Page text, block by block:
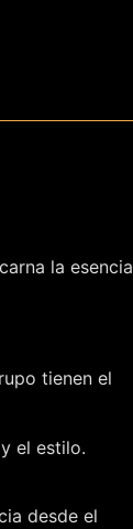
la esencia
tienen el
el estilo.
desde el